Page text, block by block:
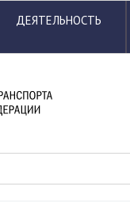
ДЕЯТЕЛЬНОСТЬ